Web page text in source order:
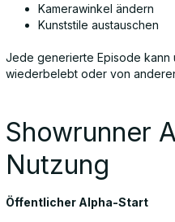
Kamerawinkel ändern
Kunststile austauschen
Jede generierte Episode kann
wiederbelebt oder von
Showrunner
Nutzung
Öffentlicher Alpha-Start